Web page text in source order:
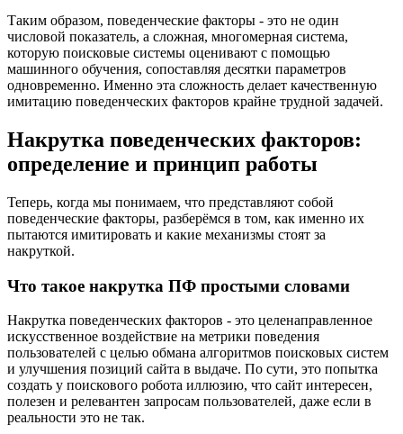
Таким образом, поведенческие факторы - это не один
числовой показатель, а сложная, многомерная система,
которую поисковые системы оценивают с помощью
машинного обучения, сопоставляя десятки параметров
одновременно. Именно эта сложность делает качественную
имитацию поведенческих факторов крайне трудной задачей.
Накрутка поведенческих факторов:
определение и принцип работы
Теперь, когда мы понимаем, что представляют собой
поведенческие факторы, разберёмся в том, как именно их
пытаются имитировать и какие механизмы стоят за
накруткой.
Что такое накрутка ПФ простыми словами
Накрутка поведенческих факторов - это целенаправленное
искусственное воздействие на метрики поведения
пользователей с целью обмана алгоритмов поисковых систем
и улучшения позиций сайта в выдаче. По сути, это попытка
создать у поискового робота иллюзию, что сайт интересен,
полезен и релевантен запросам пользователей, даже если в
реальности это не так.